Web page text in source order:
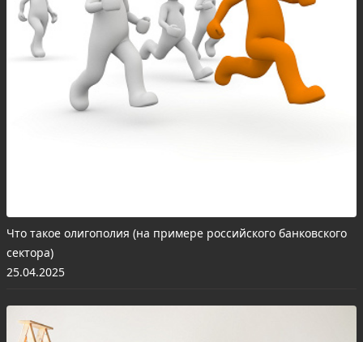
Что такое олигополия (на примере российского банковского
сектора)
25.04.2025